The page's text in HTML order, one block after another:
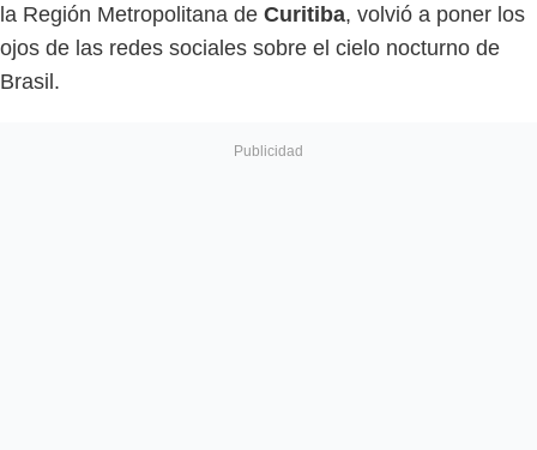
la Región Metropolitana de Curitiba, volvió a poner los
ojos de las redes sociales sobre el cielo nocturno de
Brasil.